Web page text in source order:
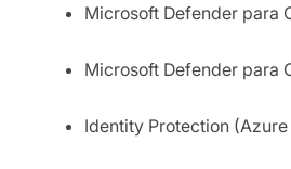
Microsoft Defender para
Microsoft Defender para
Identity Protection